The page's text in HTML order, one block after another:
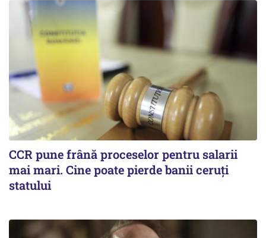
CCR pune frână proceselor pentru salarii
mai mari. Cine poate pierde banii ceruți
statului